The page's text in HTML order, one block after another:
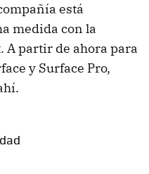
está
medida con la
partir de ahora para
y Surface Pro,